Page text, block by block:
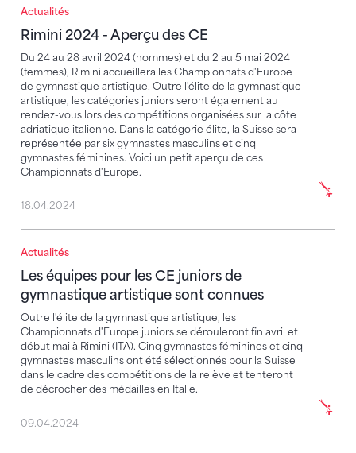
Actualités
Rimini 2024 - Aperçu des CE
Du 24 au 28 avril 2024 (hommes) et du 2 au 5 mai 2024
(femmes), Rimini accueillera les Championnats d'Europe
de gymnastique artistique. Outre l'élite de la gymnastique
artistique, les catégories juniors seront également au
rendez-vous lors des compétitions organisées sur la côte
adriatique italienne. Dans la catégorie élite, la Suisse sera
représentée par six gymnastes masculins et cinq
gymnastes féminines. Voici un petit aperçu de ces
Championnats d'Europe.
Rimini 2024 - Aperçu des CE
18.04.2024
Actualités
Les équipes pour les CE juniors de
gymnastique artistique sont connues
Outre l'élite de la gymnastique artistique, les
Championnats d'Europe juniors se dérouleront fin avril et
début mai à Rimini (ITA). Cinq gymnastes féminines et cinq
gymnastes masculins ont été sélectionnés pour la Suisse
dans le cadre des compétitions de la relève et tenteront
de décrocher des médailles en Italie.
Les équipes pour les CE juniors de gymnastique
09.04.2024